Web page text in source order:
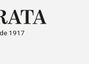
1917